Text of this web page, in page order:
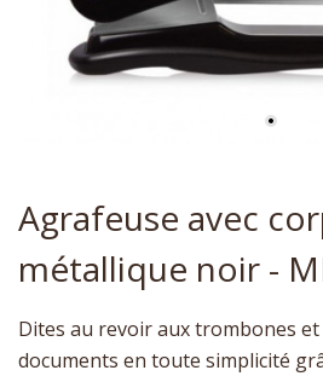
Agrafeuse avec
métallique noir -
Dites au revoir aux trombones
documents en toute simplicité